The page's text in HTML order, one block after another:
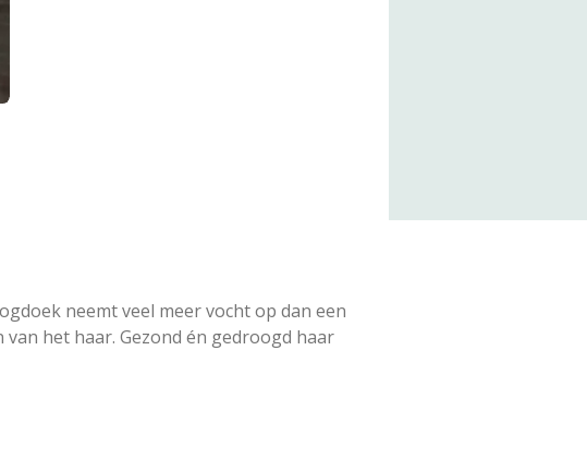
neemt veel meer vocht op dan een
het haar. Gezond én gedroogd haar